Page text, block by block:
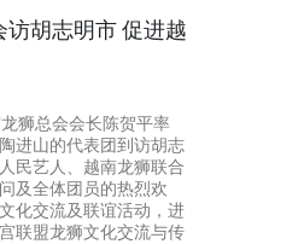
胡志明市 促进越
狮总会会长陈贺平率
进山的代表团到访胡志
民艺人、越南龙狮联合
及全体团员的热烈欢
化交流及联谊活动，进
联盟龙狮文化交流与传